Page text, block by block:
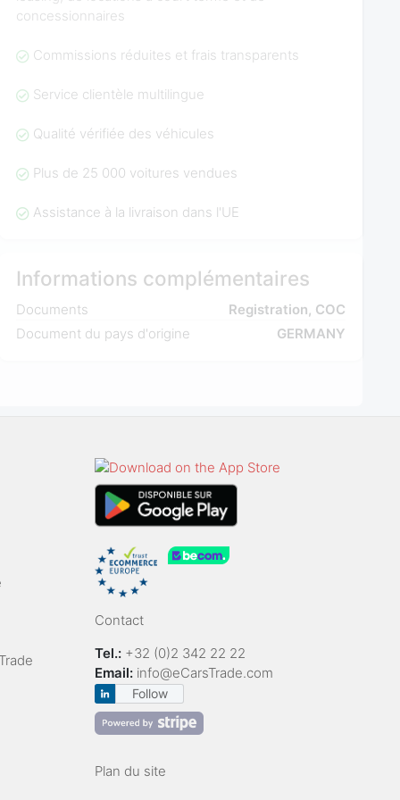
concessionnaires
Commissions réduites et frais transparents
Service clientèle multilingue
Qualité vérifiée des véhicules
Plus de 25 000 voitures vendues
Assistance à la livraison dans l'UE
Informations complémentaires
Documents
Registration, COC
Document du pays d'origine
GERMANY
Contact
Tel.: +32 (0)2 342 22 22
Email: info@eCarsTrade.com
Follow
Plan du site